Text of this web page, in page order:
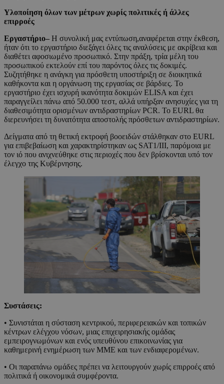
Υλοποίηση όλων των μέτρων χωρίς πολιτικές ή άλλες
επιρροές
Εργαστήριο– Η συνολική μας εντύπωση,αναφέρεται στην έκθεση,
ήταν ότι το εργαστήριο διεξάγει όλες τις αναλύσεις με ακρίβεια και
διαθέτει αφοσιωμένο προσωπικό. Στην πράξη, τρία μέλη του
προσωπικού εκτελούν επί του παρόντος όλες τις δοκιμές.
Συζητήθηκε η ανάγκη για πρόσθετη υποστήριξη σε διοικητικά
καθήκοντα και η οργάνωση της εργασίας σε βάρδιες. Το
εργαστήριο έχει ισχυρή ικανότητα δοκιμών ELISA και έχει
παραγγείλει πάνω από 50.000 τεστ, αλλά υπήρξαν ανησυχίες για τη
διαθεσιμότητα ορισμένων αντιδραστηρίων PCR. Το EURL θα
διερευνήσει τη δυνατότητα αποστολής πρόσθετων αντιδραστηρίων.
Δείγματα από τη θετική εκτροφή βοοειδών στάλθηκαν στο EURL
για επιβεβαίωση και χαρακτηρίστηκαν ως SAT1/III, παρόμοια με
τον ιό που ανιχνεύθηκε στις περιοχές που δεν βρίσκονται υπό τον
έλεγχο της Κυβέρνησης.
Συστάσεις:
• Συνιστάται η σύσταση κεντρικού, περιφερειακών και τοπικών
κέντρων ελέγχου νόσων, μιας επιχειρησιακής ομάδας
εμπειρογνωμόνων και ενός υπευθύνου επικοινωνίας για
καθημερινή ενημέρωση των ΜΜΕ και των ενδιαφερομένων.
• Οι παραπάνω ομάδες πρέπει να λειτουργούν χωρίς επιρροές από
πολιτικά ή οικονομικά συμφέροντα.